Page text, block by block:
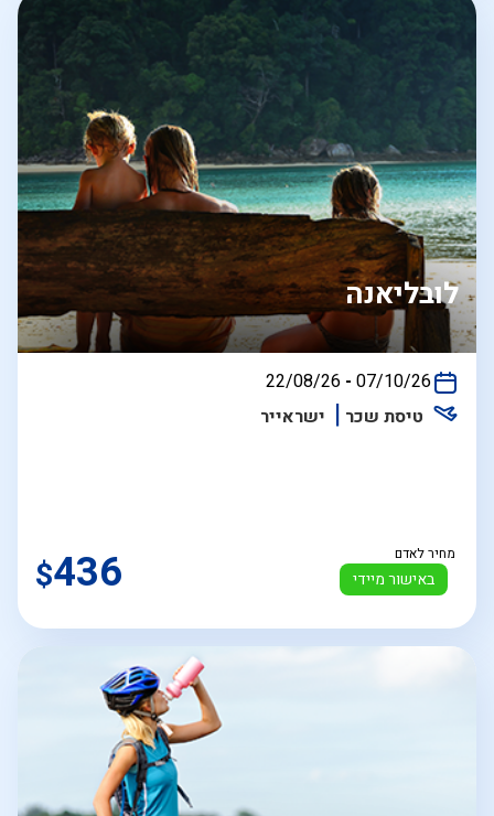
לובליאנה
בין
התאריכים,
22/08/26 - 07/10/26
טיסת שכר
ישראייר
באישור מיידי
מחיר לאדם $436